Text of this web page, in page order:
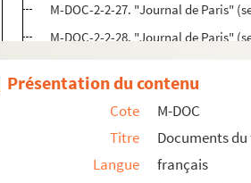
M-DOC-2-2-27. "Journal de Paris"
M-DOC-2-2-28. "Journal de Paris"
M-DOC-2-2-29. "Journal de Paris"
M-DOC-2-2-30. "Journal de Paris"
M-DOC-2-2-31. "Journal de Paris"
M-DOC-2-2-32. "Journal de Paris"
M-DOC-2-2-33. "Journal de Paris"
Présentation du contenu
Cote
M-DOC
Titre
Documents
Langue
français